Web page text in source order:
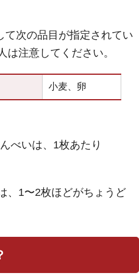
て次の品目が指定されてい
は注意してください。
小麦、卵
べいは、1枚あたり
、1〜2枚ほどがちょうど